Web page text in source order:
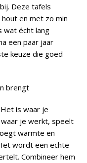
Deze tafels
en met zo min
wat écht lang
een paar jaar
keuze die goed
brengt
is waar je
je werkt, speelt
warmte en
wordt een echte
Combineer hem